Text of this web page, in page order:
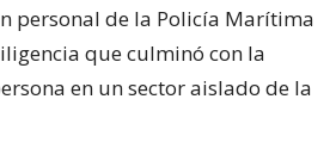
personal de la Policía Marítima
que culminó con la
en un sector aislado de la